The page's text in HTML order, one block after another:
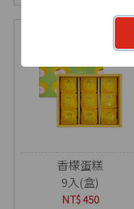
香檬蛋糕
9入(盒)
NT$ 450